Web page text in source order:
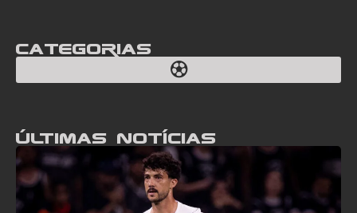
Categorias
Últimas notícias